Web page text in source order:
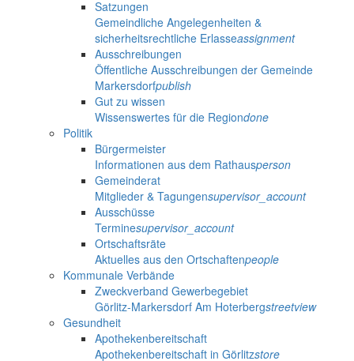
Satzungen
Gemeindliche Angelegenheiten &
sicherheitsrechtliche Erlasseassignment
Ausschreibungen
Öffentliche Ausschreibungen der Gemeinde
Markersdorfpublish
Gut zu wissen
Wissenswertes für die Regiondone
Politik
Bürgermeister
Informationen aus dem Rathausperson
Gemeinderat
Mitglieder & Tagungensupervisor_account
Ausschüsse
Terminesupervisor_account
Ortschaftsräte
Aktuelles aus den Ortschaftenpeople
Kommunale Verbände
Zweckverband Gewerbegebiet
Görlitz-Markersdorf Am Hoterbergstreetview
Gesundheit
Apothekenbereitschaft
Apothekenbereitschaft in Görlitzstore